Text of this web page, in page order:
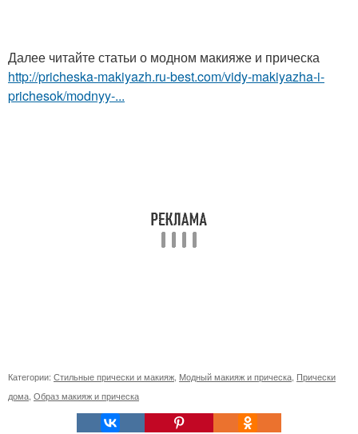
Далее читайте статьи о модном макияже и прическа
http://pricheska-makiyazh.ru-best.com/vidy-makiyazha-i-
prichesok/modnyy-...
Категории: Стильные прически и макияж, Модный макияж и прическа, Прически
дома, Образ макияж и прическа